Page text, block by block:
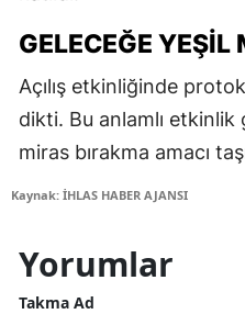
GELECEĞE YEŞIL
Açılış etkinliğinde
dikti. Bu anlamlı
miras bırakma amacı
Kaynak: İHLAS HABER AJANSI
Yorumlar
Takma Ad